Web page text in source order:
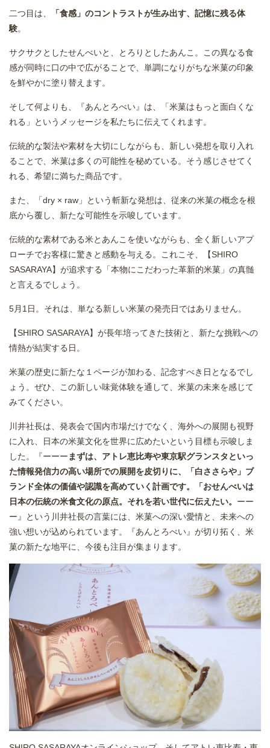
二つ目は、
「食感」のコントラストが生み出す、記憶に残る体
験。
サクサクとしたせんべいと、とろりとしたあんこ。この異なる食
感が同時に口の中で広がることで、単調になりがちな米菓の印象
を鮮やかに塗り替えます。
そして何よりも、『あんとろべい』は、「米菓はもっと面白くな
れる」というメッセージを私たちに伝えてくれます。
伝統的な製法や素材を大切にしながらも、新しい発想を取り入れ
ることで、米菓は多くの可能性を秘めている。そう感じさせてく
れる、希望に満ちた商品です。
また、「dry × raw」という斬新な発想は、従来の米菓の概念を根
底から覆し、新たな可能性を示唆しています。
伝統的な素材である米とあんこを使いながらも、全く新しいアプ
ローチでお客様に驚きと感動を与える。これこそ、【SHIRO
SASARAYA】が追求する「本物にこだわった革新的米菓」の真髄
と言えるでしょう。
5月1日。それは、単なる新しい米菓の発売日ではありません。
【SHIRO SASARAYA】が長年培ってきた技術と、新たな挑戦への
情熱が結実する日。
米菓の歴史に新たな１ページが加わる、記念すべき日となるでし
ょう。ぜひ、この新しい味覚体験を通して、米菓の未来を感じて
みてください。
川井社長は、発表会で国内市場だけでなく、海外への展開も視野
に入れ、日本の米菓文化を世界に広めたいという目標も示唆しま
した。『ーーー まずは、アトレ恵比寿や東京駅グランスタといっ
た情報発信力の高い場所での展開を皮切りに、「白ささらや」ブ
ランド全体の価値や認識を高めていく計画です。「おせんべいは
日本の伝統の米食文化の原点。それを若い世代に伝えたい。 ーー
ー』という川井社長の言葉には、米菓への深い愛情と、未来への
強い想いが込められています。『あんとろべい』が切り拓く、米
菓の新たな地平に、今後も注目が集まります。